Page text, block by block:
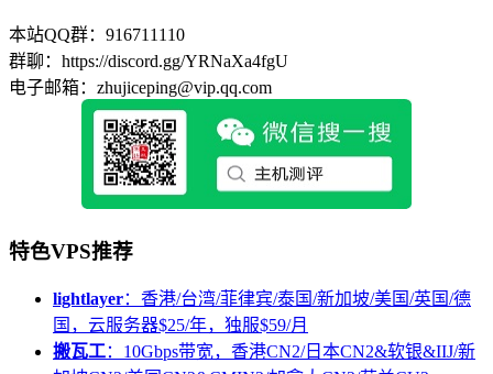
本站QQ群：916711110
群聊：https://discord.gg/YRNaXa4fgU
电子邮箱：zhujiceping@vip.qq.com
特色VPS推荐
lightlayer：香港/台湾/菲律宾/泰国/新加坡/美国/英国/德
国，云服务器$25/年，独服$59/月
搬瓦工：10Gbps带宽，香港CN2/日本CN2&软银&IIJ/新